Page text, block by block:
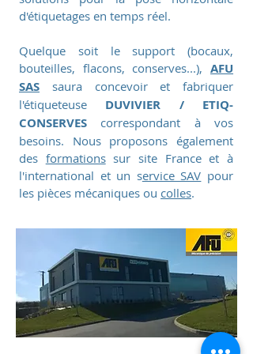
d'étiquetages en temps réel.
Quelque soit le support (bocaux,
bouteilles, flacons, conserves...), AFU
SAS
saura concevoir et fabriquer
l'étiqueteuse DUVIVIER / ETIQ-
CONSERVES correspondant à vos
besoins. Nous proposons également
des formationssur site France et à
l'international et un service SAV pour
les pièces mécaniques ou colles.